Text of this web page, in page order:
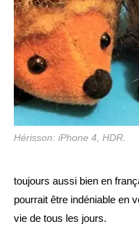
Hérisson: iPhone 4, HDR.
toujours aussi bien en
pourrait être indéniable en
vie de tous les jours.